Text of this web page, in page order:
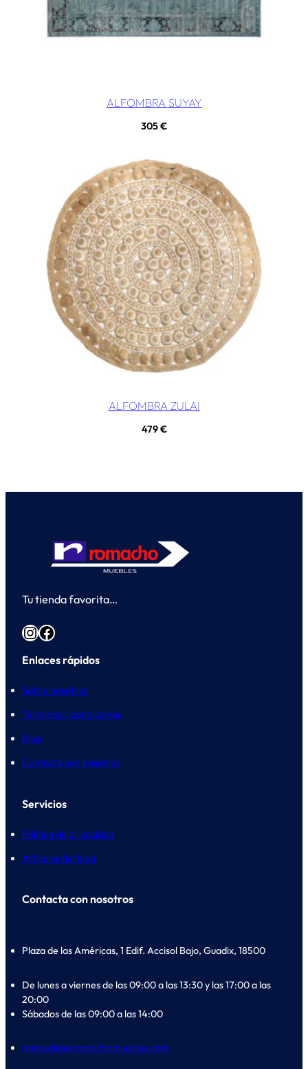
ALFOMBRA SUYAY
305€
ALFOMBRA ZULAI
479€
Tu tienda favorita…
InstagramFacebook
Enlaces rápidos
Sobre nosotros
Términos y condiciones
Blog
Contacta con nosotros
Servicios
Política de privacidad
Artículos del blog
Contacta con nosotros
Plaza de las Américas, 1 Edif. Accisol Bajo, Guadix, 18500
De lunes a viernes de las 09:00 a las 13:30 y las 17:00 a las
20:00
Sábados de las 09:00 a las 14:00
mercedes@romachomuebles.com